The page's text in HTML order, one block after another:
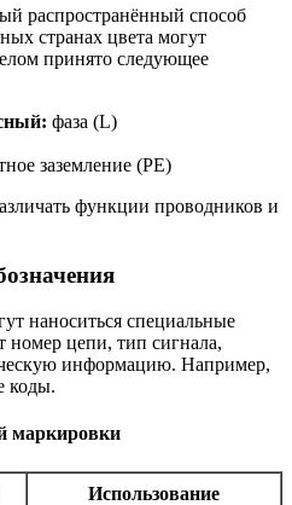
распространённый способ
странах цвета могут
принято следующее
фаза (L)
заземление (PE)
функции проводников и
наноситься специальные
номер цепи, тип сигнала,
информацию. Например,
коды.
маркировки
Использование